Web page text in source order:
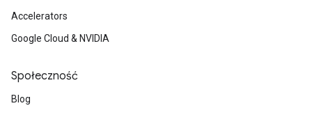
Accelerators
Google Cloud & NVIDIA
Społeczność
Blog